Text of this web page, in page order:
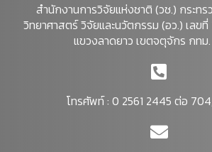
สำนักงานการวิจัยแห่งชาติ (วช.) กระท
วิทยาศาสตร์ วิจัยและนวัตกรรม (อว.) เลข
แขวงลาดยาว เขตจตุจักร กทม
โทรศัพท์ : 0 2561 2445 ต่อ